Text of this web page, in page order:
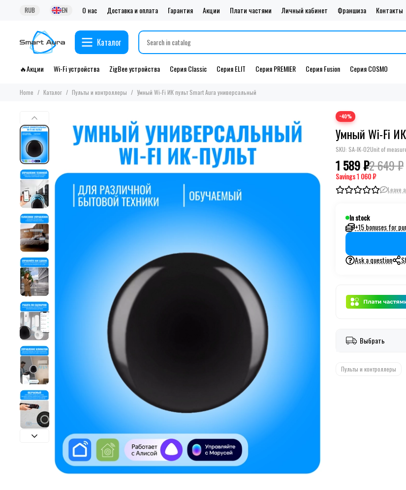
RUB EN О нас Доставка и оплата Гарантия Акции Плати частями Личный кабинет Франшиза Контакты
Каталог
🔥Акции Wi-Fi устройства ZigBee устройства Серия Classic Серия ELIT Серия PREMIER Серия Fusion Серия COSMO
Home Каталог Пульты и контроллеры Умный Wi-Fi ИК пульт Smart Aura универсальный
−40%
Умный Wi-Fi
SKU: SA-IK-02Unit of
1 589 ₽2 649 ₽
Savings1 060 ₽
Leave
In stock
+15 bonuses for
Ask a question
Выбрать
Пульты и контроллеры